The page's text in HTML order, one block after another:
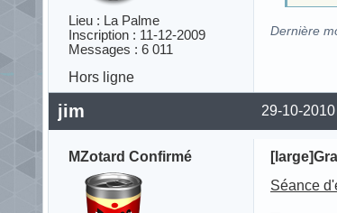
Lieu : La Palme
Inscription : 11-12-2009
Messages : 6 011
Dernière
Hors ligne
29-10-
jim
MZotard Confirmé
Séance